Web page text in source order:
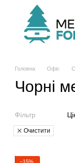
Перейти до
Головна Офіс
Чорні
Фільтр
Очистити
−15%